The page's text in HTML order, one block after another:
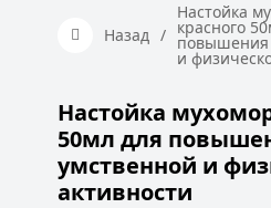
Назад /
Настойка
красного
повышения
и
Настойка
50мл для
умственной и
активности